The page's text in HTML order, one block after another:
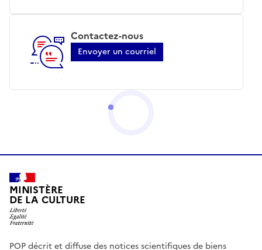
Contactez-nous
Envoyer un courriel
MINISTÈRE
DE LA CULTURE
POP décrit et diffuse des notices scientifiques de biens